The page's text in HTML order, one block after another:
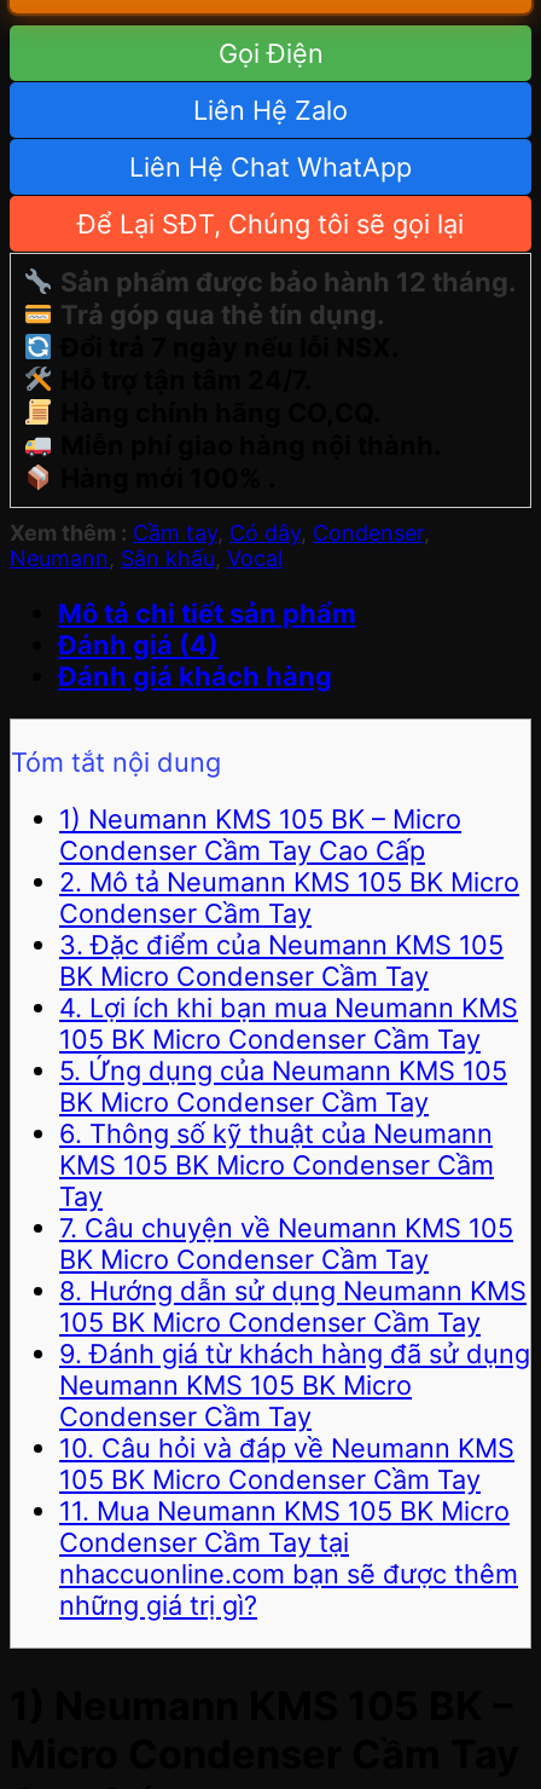
Gọi Điện
Liên Hệ Zalo
Liên Hệ Chat WhatApp
Để Lại SĐT, Chúng tôi sẽ gọi lại
Sản phẩm được bảo hành 12 tháng.
Trả góp qua thẻ tín dụng.
Xem thêm : Cầm tay, Có dây, Condenser,
Neumann, Sân khấu, Vocal
Mô tả chi tiết sản phẩm
Đánh giá (4)
Đánh giá khách hàng
Tóm tắt nội dung
1) Neumann KMS 105 BK – Micro
Condenser Cầm Tay Cao Cấp
2. Mô tả Neumann KMS 105 BK Micro
Condenser Cầm Tay
3. Đặc điểm của Neumann KMS 105
BK Micro Condenser Cầm Tay
4. Lợi ích khi bạn mua Neumann KMS
105 BK Micro Condenser Cầm Tay
5. Ứng dụng của Neumann KMS 105
BK Micro Condenser Cầm Tay
6. Thông số kỹ thuật của Neumann
KMS 105 BK Micro Condenser Cầm
Tay
7. Câu chuyện về Neumann KMS 105
BK Micro Condenser Cầm Tay
8. Hướng dẫn sử dụng Neumann KMS
105 BK Micro Condenser Cầm Tay
9. Đánh giá từ khách hàng đã sử dụng
Neumann KMS 105 BK Micro
Condenser Cầm Tay
10. Câu hỏi và đáp về Neumann KMS
105 BK Micro Condenser Cầm Tay
11. Mua Neumann KMS 105 BK Micro
Condenser Cầm Tay tại
nhaccuonline.com bạn sẽ được thêm
những giá trị gì?